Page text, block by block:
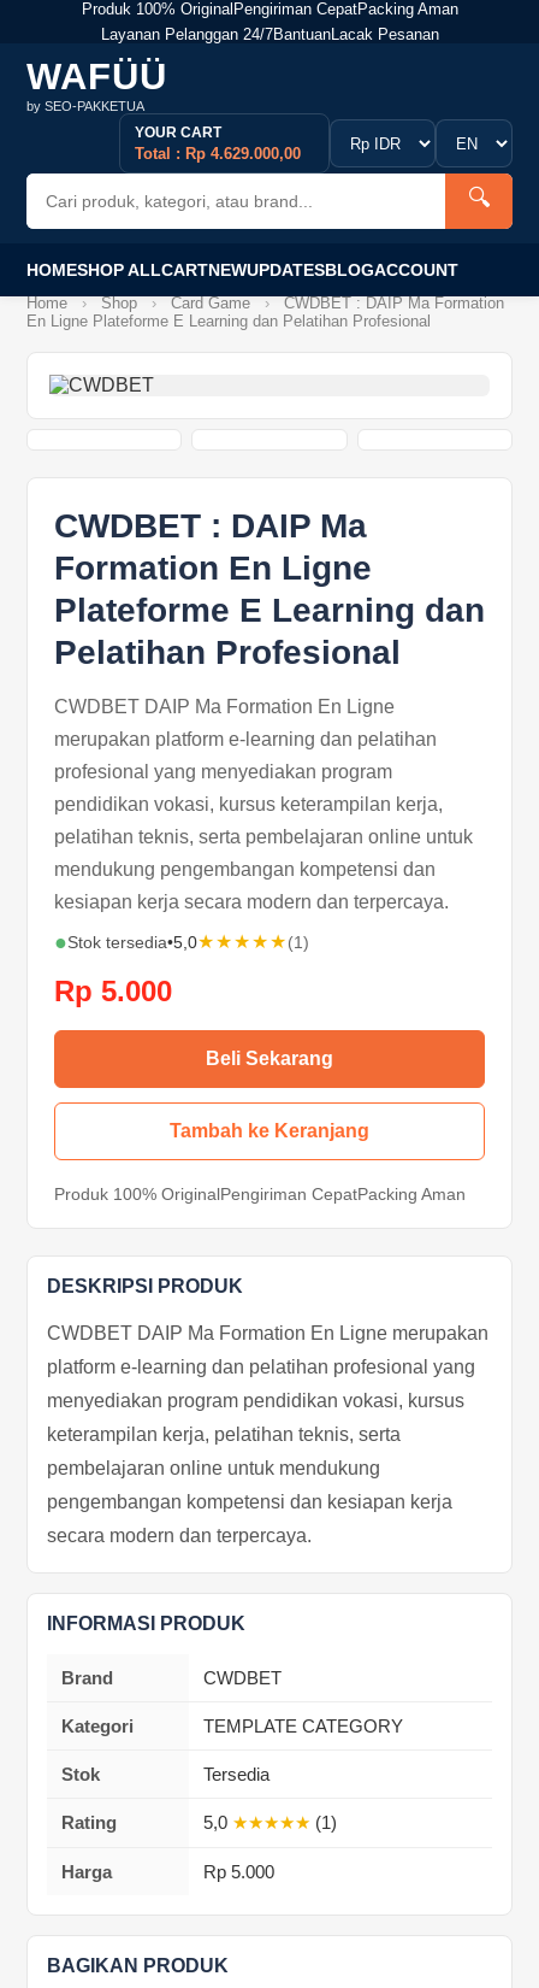
Produk 100% Original Pengiriman CepatPacking Aman
Layanan Pelanggan 24/7BantuanLacak Pesanan
WAFÜÜ
by SEO-PAKKETUA
🔍
YOUR CART
Total : Rp 4.629.000,00
HOMESHOP ALLCARTNEWUPDATESBLOGACCOUNT
Home › Shop › Card Game ›
CWDBET : DAIP Ma Formation
En Ligne Plateforme E Learning dan Pelatihan Profesional
CWDBET : DAIP Ma
Formation En Ligne
Plateforme E Learning dan
Pelatihan Profesional
CWDBET DAIP Ma Formation En Ligne
merupakan platform e-learning dan pelatihan
profesional yang menyediakan program
pendidikan vokasi, kursus keterampilan kerja,
pelatihan teknis, serta pembelajaran online untuk
mendukung pengembangan kompetensi dan
kesiapan kerja secara modern dan terpercaya.
●Stok tersedia•5,0★★★★★(1)
Rp 5.000
Beli Sekarang
Tambah ke Keranjang
Produk 100% OriginalPengiriman CepatPacking Aman
DESKRIPSI PRODUK
CWDBET DAIP Ma Formation En Ligne merupakan
platform e-learning dan pelatihan profesional yang
menyediakan program pendidikan vokasi, kursus
keterampilan kerja, pelatihan teknis, serta
pembelajaran online untuk mendukung
pengembangan kompetensi dan kesiapan kerja
secara modern dan terpercaya.
INFORMASI PRODUK
Brand CWDBET
Kategori TEMPLATE CATEGORY
Stok Tersedia
Rating 5,0 ★★★★★ (1)
Harga Rp 5.000
BAGIKAN PRODUK